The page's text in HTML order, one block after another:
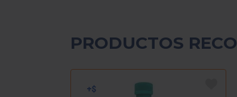
PRODUCTOS